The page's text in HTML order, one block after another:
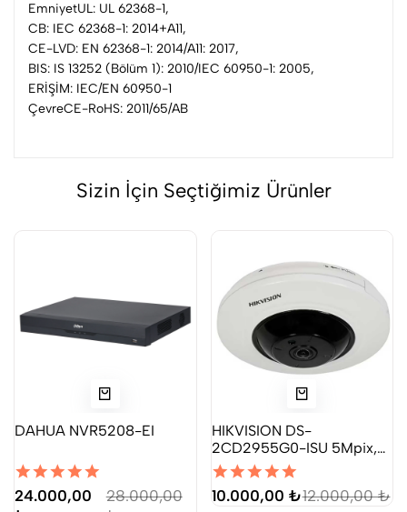
EmniyetUL: UL 62368-1,
CB: IEC 62368-1: 2014+A11,
CE-LVD: EN 62368-1: 2014/A11: 2017,
BIS: IS 13252 (Bölüm 1): 2010/IEC 60950-1: 2005,
ERİŞİM: IEC/EN 60950-1
ÇevreCE-RoHS: 2011/65/AB
Sizin İçin Seçtiğimiz Ürünler
DAHUA NVR5208-EI
24.000,00
28.000,00
HIKVISION DS-
2CD2955G0-ISU 5Mpix,
1,05mm Lens H265+, 8Mt
10.000,00 ₺12.000,00 ₺